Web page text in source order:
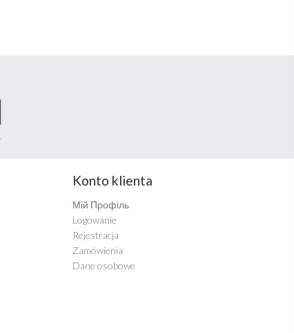
Konto klienta
Мій Профіль
Logowanie
Rejestracja
Zamówienia
Dane osobowe